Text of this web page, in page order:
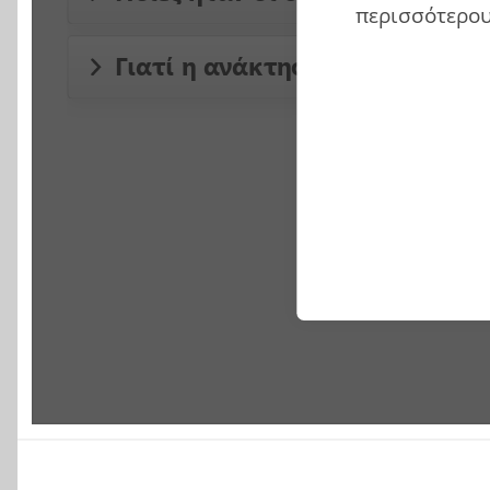
Γιατί η ανάκτηση της Πόλης